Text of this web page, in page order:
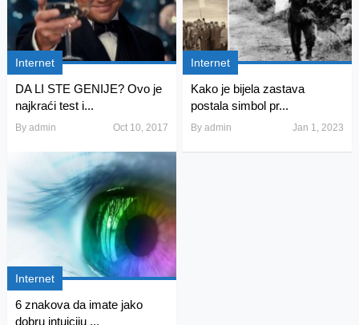
Internet
DA LI STE GENIJE? Ovo je
najkraći test i...
By admin Oct 10, 2017
Internet
Kako je bijela zastava
postala simbol pr...
Byadmin Jan 1, 2023
Internet
6 znakova da imate jako
dobru intuiciju ...